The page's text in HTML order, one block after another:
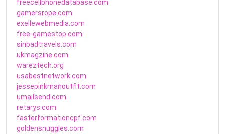
freecellphonedatabase.com
gamersrope.com
exellewebmedia.com
free-gamestop.com
sinbadtravels.com
ukmagzine.com
wareztech.org
usabestnetwork.com
jessepinkmanoutfit.com
umailsend.com
retarys.com
fasterformationcpf.com
goldensnuggles.com